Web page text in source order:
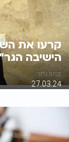
קרעו את
הישיבה
מנחם גלזר
27.03.24